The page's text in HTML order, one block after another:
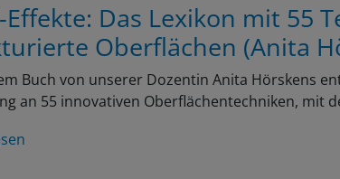
Effekte: Das Lexikon mit 55
Oberflächen (Anita
Buch von unserer Dozentin Anita Hörskens
an 55 innovativen Oberflächentechniken, mit